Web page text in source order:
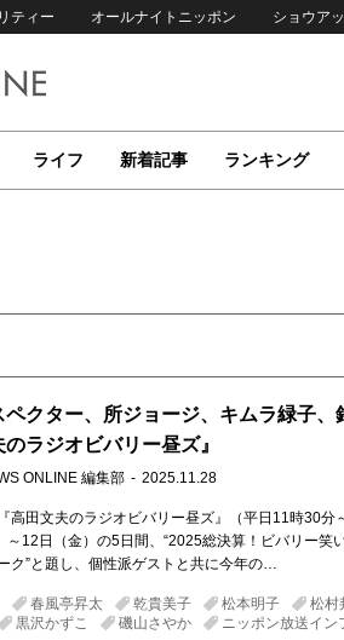
ティー オールナイトニッポン ショウア
ライフ 新着記事 ランキング
クター、所ジョージ、キムラ緑子、
のラジオビバリー昼ズ』
ONLINE 編集部 2025.11.28
高田文夫のラジオビバリー昼ズ』（平日11時30分
～12日（金）の5日間、“2025総決算！ビバリー笑
ク”と題し、個性派ゲストと共に今年の…
春風亭昇太 乾貴美子 松本明子 松村
黒沢かずこ 磯山さやか
ニッポン放送イン